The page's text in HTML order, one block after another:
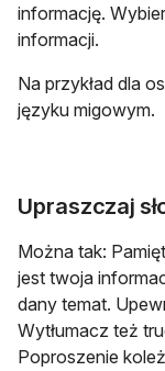
informację.
informacji.
Na przykład dla
języku migowym.
Upraszczaj
Można tak:
jest twoja
dany temat.
Wytłumacz też
Poproszenie